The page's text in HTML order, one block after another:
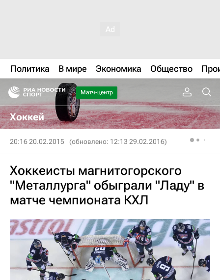
Политика В мире Экономика Общество
Матч-центр
Хоккей
20:16 20.02.2015 (обновлено: 12:13 29.02.2016)
Хоккеисты магнитогорского
"Металлурга" обыграли "Ладу" в
матче чемпионата КХЛ